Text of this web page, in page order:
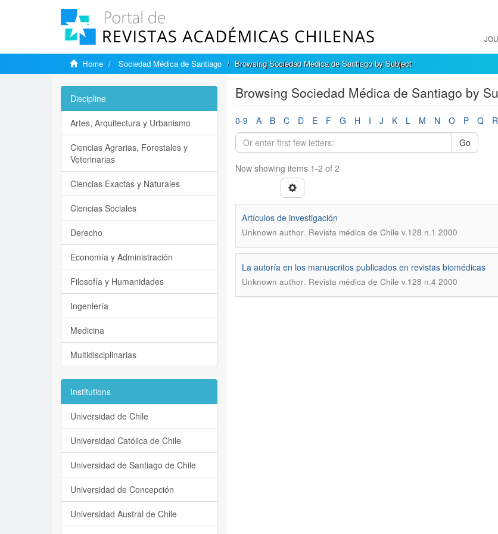
Home Sociedad Médica de Santiago Browsing Sociedad Médica de Santiago by Subject
Browsing Sociedad Médica de Santiago by
0-9 A B C D E F G H I J K L M N O P Q R
Go
Now showing items 1-2 of 2
Artículos de investigación
Unknown author. Revista médica de Chile v.128 n.1 2000
La autoría en los manuscritos publicados en revistas biomédicas
Unknown author. Revista médica de Chile v.128 n.4 2000
Discipline
Artes, Arquitectura y Urbanismo
Ciencias Agrarias, Forestales y
Veterinarias
Ciencias Exactas y Naturales
Ciencias Sociales
Derecho
Economía y Administración
Filosofía y Humanidades
Ingeniería
Medicina
Multidisciplinarias
Institutions
Universidad de Chile
Universidad Católica de Chile
Universidad de Santiago de Chile
Universidad de Concepción
Universidad Austral de Chile